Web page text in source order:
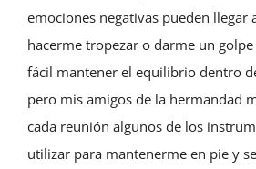
emociones negativas pueden llegar
hacerme tropezar o darme un golpe
fácil mantener el equilibrio dentro
pero mis amigos de la hermandad
cada reunión algunos de los
utilizar para mantenerme en pie y